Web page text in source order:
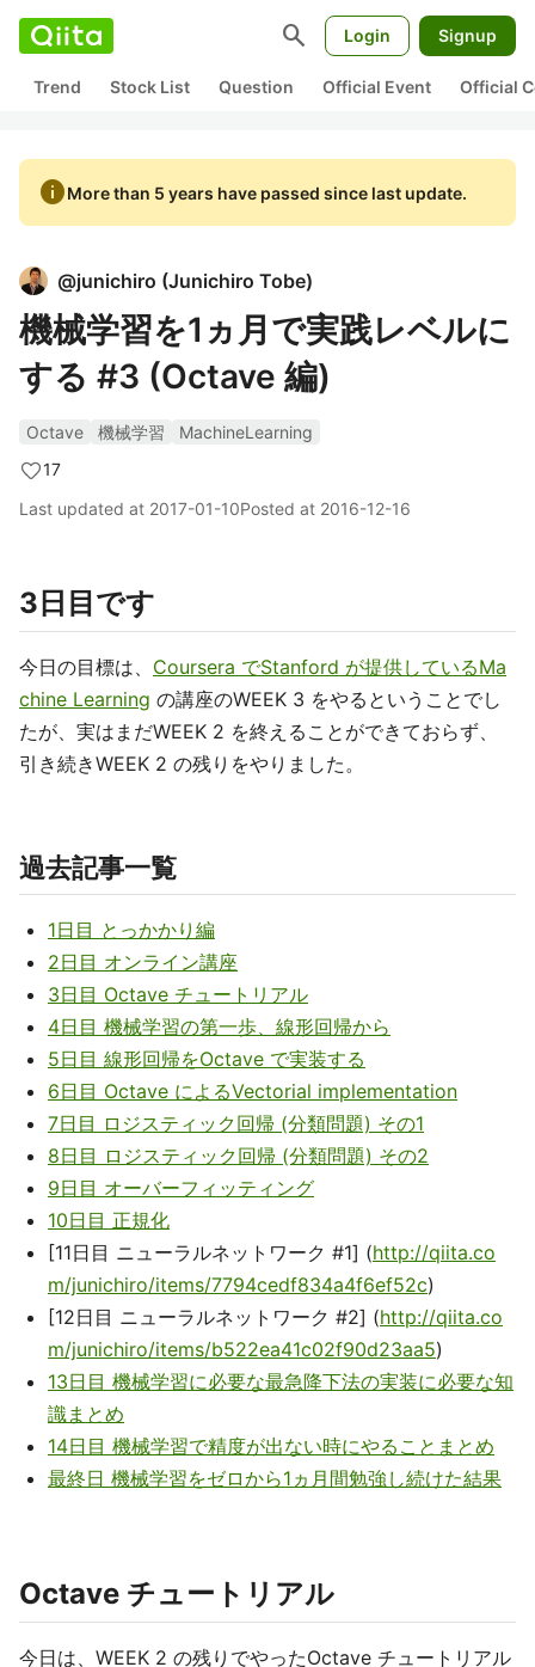
search Login Signup
Trend Stock List Question Official Event Official
infoMore than 5 years have passed since last update.
@junichiro (Junichiro Tobe)
機械学習を1ヵ月で実践レベルに
する #3 (Octave 編)
Octave 機械学習
MachineLearning
17
Last updated at 2017-01-10Posted at 2016-12-16
3日目です
今日の目標は、 Coursera でStanford が提供しているMa
chine Learning の講座のWEEK 3 をやるということでし
たが、実はまだWEEK 2 を終えることができておらず、
引き続きWEEK 2 の残りをやりました。
過去記事一覧
1日目 とっかかり編
2日目 オンライン講座
3日目 Octave チュートリアル
4日目 機械学習の第一歩、線形回帰から
5日目 線形回帰をOctave で実装する
6日目 Octave によるVectorial implementation
7日目 ロジスティック回帰 (分類問題) その1
8日目 ロジスティック回帰 (分類問題) その2
9日目 オーバーフィッティング
10日目 正規化
[11日目 ニューラルネットワーク #1] (http://qiita.co
m/junichiro/items/7794cedf834a4f6ef52c)
[12日目 ニューラルネットワーク #2] (http://qiita.co
m/junichiro/items/b522ea41c02f90d23aa5)
13日目 機械学習に必要な最急降下法の実装に必要な知
識まとめ
14日目 機械学習で精度が出ない時にやることまとめ
最終日 機械学習をゼロから1ヵ月間勉強し続けた結果
Octave チュートリアル
今日は、WEEK 2 の残りでやったOctave チュートリアル